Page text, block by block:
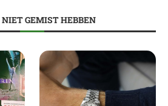
NIET GEMIST HEBBEN